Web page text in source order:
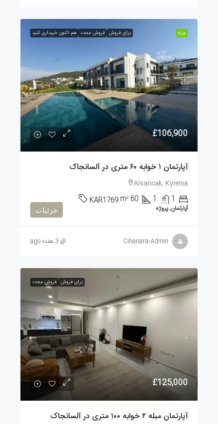
ویژه برای فروش فروش مجدد هم اکنون خریداری کنید
£106,900
آپارتمان ۱ خوابه ۶۰ متری در آلسانجاک
Alsancak, Kyrenia
1
1
60
m²
KAR1769
آپارتمان, پروژه جزئیات
Cihanara-Admin 3 هفته ago
برای فروش فروش مجدد
£125,000
آپارتمان مبله ۲ خوابه ۱۰۰ متری در آلسانجاک